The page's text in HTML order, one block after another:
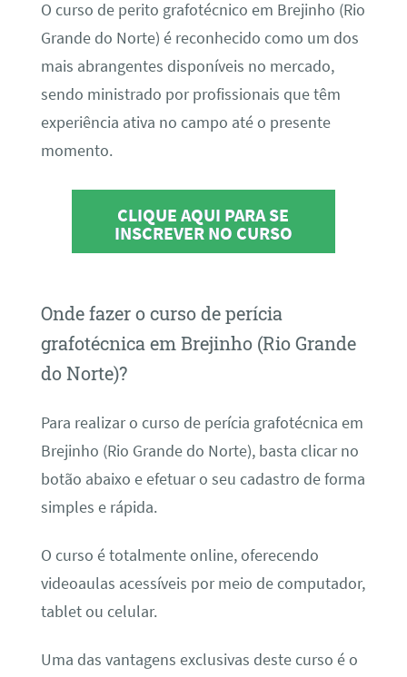
O curso de perito grafotécnico em Brejinho (Rio
Grande do Norte) é reconhecido como um dos
mais abrangentes disponíveis no mercado,
sendo ministrado por profissionais que têm
experiência ativa no campo até o presente
momento.
CLIQUE AQUI PARA SE
INSCREVER NO CURSO
Onde fazer o curso de perícia
grafotécnica em Brejinho (Rio Grande
do Norte)?
Para realizar o curso de perícia grafotécnica em
Brejinho (Rio Grande do Norte), basta clicar no
botão abaixo e efetuar o seu cadastro de forma
simples e rápida.
O curso é totalmente online, oferecendo
videoaulas acessíveis por meio de computador,
tablet ou celular.
Uma das vantagens exclusivas deste curso é o